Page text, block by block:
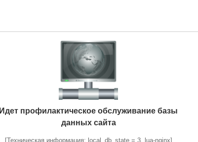
Идет профилактическое обслуживание базы
данных сайта
[Техническая информация: local_db_state = 3, lua-nginx]